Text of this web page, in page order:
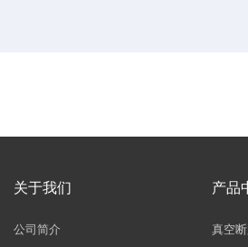
关于我们
公司简介
产品
真空